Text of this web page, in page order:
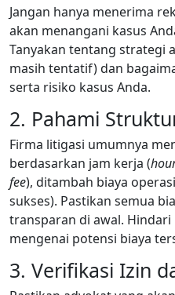
Jangan hanya menerima
akan menangani kasus
Tanyakan tentang strategi
masih tentatif) dan
serta risiko kasus Anda.
2. Pahami
Firma litigasi umumnya
berdasarkan jam kerja (
fee), ditambah biaya
sukses). Pastikan semua
transparan di awal.
mengenai potensi biaya
3. Verifikasi Izin